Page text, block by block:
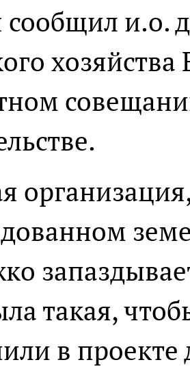
сообщил и.о.
такая,
в проекте